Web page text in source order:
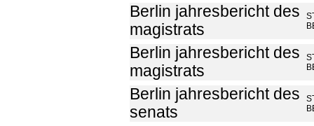
Berlin jahresbericht des
magistrats
Berlin jahresbericht des
magistrats
Berlin jahresbericht des
senats